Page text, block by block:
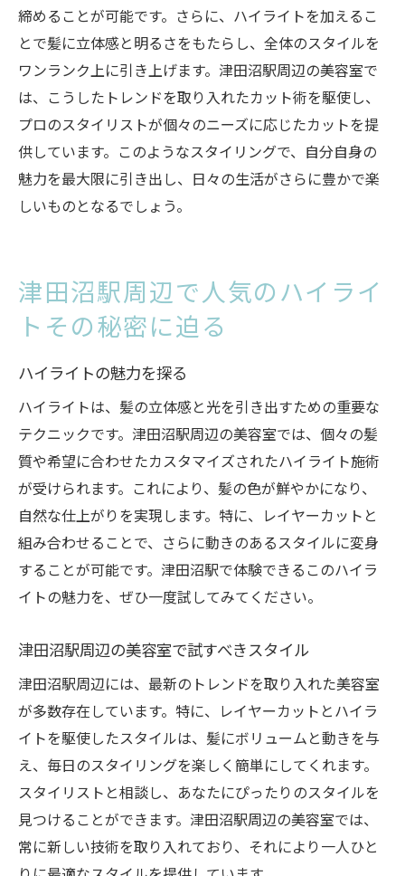
締めることが可能です。さらに、ハイライトを加えるこ
とで髪に立体感と明るさをもたらし、全体のスタイルを
ワンランク上に引き上げます。津田沼駅周辺の美容室で
は、こうしたトレンドを取り入れたカット術を駆使し、
プロのスタイリストが個々のニーズに応じたカットを提
供しています。このようなスタイリングで、自分自身の
魅力を最大限に引き出し、日々の生活がさらに豊かで楽
しいものとなるでしょう。
津田沼駅周辺で人気のハイライ
トその秘密に迫る
ハイライトの魅力を探る
ハイライトは、髪の立体感と光を引き出すための重要な
テクニックです。津田沼駅周辺の美容室では、個々の髪
質や希望に合わせたカスタマイズされたハイライト施術
が受けられます。これにより、髪の色が鮮やかになり、
自然な仕上がりを実現します。特に、レイヤーカットと
組み合わせることで、さらに動きのあるスタイルに変身
することが可能です。津田沼駅で体験できるこのハイラ
イトの魅力を、ぜひ一度試してみてください。
津田沼駅周辺の美容室で試すべきスタイル
津田沼駅周辺には、最新のトレンドを取り入れた美容室
が多数存在しています。特に、レイヤーカットとハイラ
イトを駆使したスタイルは、髪にボリュームと動きを与
え、毎日のスタイリングを楽しく簡単にしてくれます。
スタイリストと相談し、あなたにぴったりのスタイルを
見つけることができます。津田沼駅周辺の美容室では、
常に新しい技術を取り入れており、それにより一人ひと